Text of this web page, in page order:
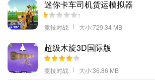
1、简单易上手的操作充满节奏感的刺激冒险
2、简约的画面和清爽的画面氛围带来全新的玩
3、看似简单的操作方式要想获得胜利并不是
力和反应力;
4、简单易用易于使用利用弹弓的特点进行精彩
5、玩家需点击手机屏幕不让球球从桌面掉落达
迷你卡车司机货运模拟器
竞技对战 大小:729.34 MB
超级木旋3D国际版
竞技对战 大小:36.86 MB